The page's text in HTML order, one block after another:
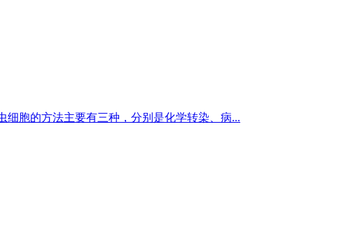
胞的方法主要有三种，分别是化学转染、病...